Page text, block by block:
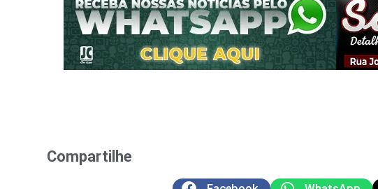
Compartilhe